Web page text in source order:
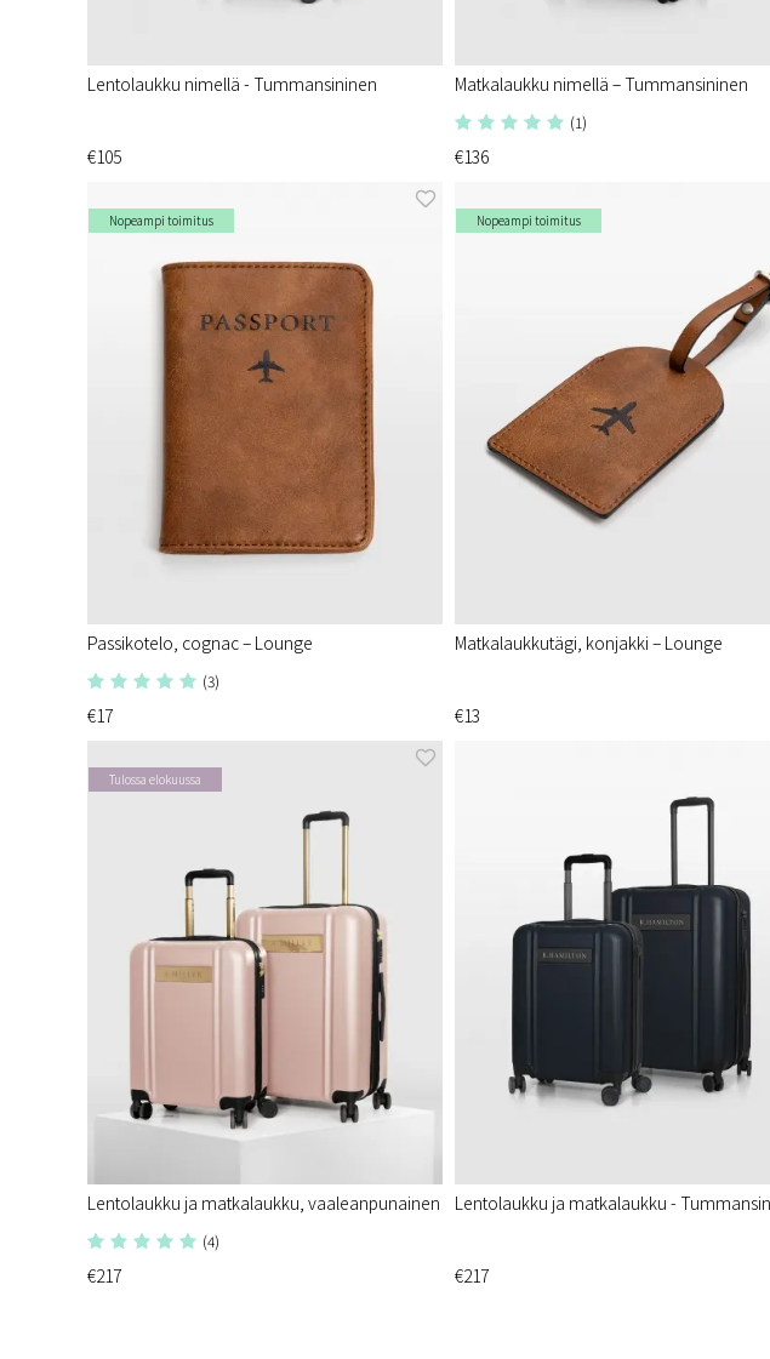
Lentolaukku nimellä - Tummansininen
€105
Matkalaukku nimellä – Tummansininen
(1)
€136
Nopeampi toimitus
Passikotelo, cognac – Lounge
(3)
€17
Nopeampi toimitus
Matkalaukkutägi, konjakki – Lounge
€13
Tulossa elokuussa
Lentolaukku ja matkalaukku, vaaleanpunainen
(4)
€217
Lentolaukku ja matkalaukku -
€217